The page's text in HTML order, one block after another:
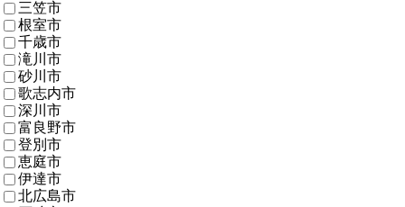
三笠市
根室市
千歳市
滝川市
砂川市
歌志内市
深川市
富良野市
登別市
恵庭市
伊達市
北広島市